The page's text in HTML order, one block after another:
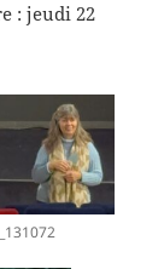
: jeudi 22